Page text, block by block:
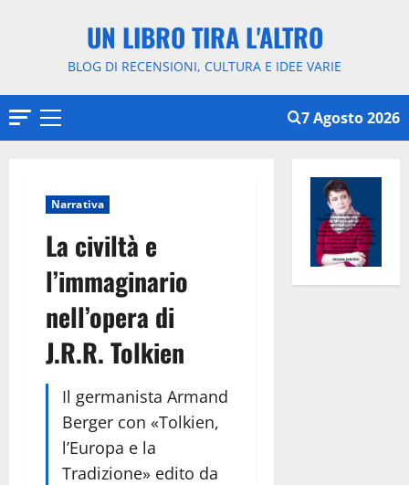
UN LIBRO TIRA L'ALTRO
BLOG DI RECENSIONI, CULTURA E IDEE VARIE
Menu
7 Agosto 2026
Narrativa
La civiltà e
l’immaginario
nell’opera di
J.R.R. Tolkien
Il germanista Armand
Berger con «Tolkien,
l’Europa e la
Tradizione» edito da